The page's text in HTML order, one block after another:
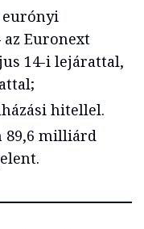
eurónyi
Euronext
14-i lejárattal,
hitellel.
89,6 milliárd